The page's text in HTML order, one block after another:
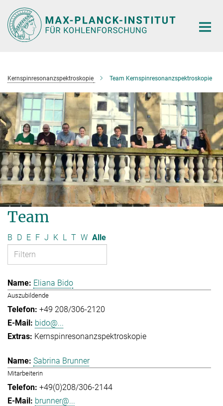
Hauptinhalt
Kernspinresonanzspektroskopie Team Kernspinresonanzspektroskopie
Team
B D E F J K L T W Alle
Eliana Bido
Auszubildende
+49 208/306-2120
bido@...
Kernspinresonanzspektroskopie
Sabrina Brunner
Mitarbeiterin
+49(0)208/306-2144
brunner@...